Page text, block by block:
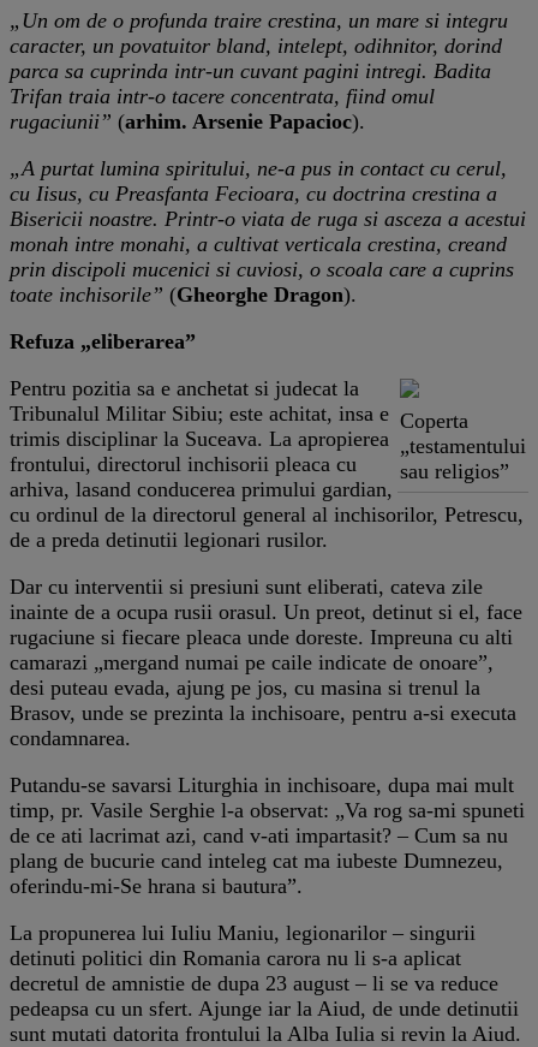
„Un om de o profunda traire crestina, un mare si integru
caracter, un povatuitor bland, intelept, odihnitor, dorind
parca sa cuprinda intr-un cuvant pagini intregi. Badita
Trifan traia intr-o tacere concentrata, fiind omul
rugaciunii” (arhim. Arsenie Papacioc).
„A purtat lumina spiritului, ne-a pus in contact cu cerul,
cu Iisus, cu Preasfanta Fecioara, cu doctrina crestina a
Bisericii noastre. Printr-o viata de ruga si asceza a acestui
monah intre monahi, a cultivat verticala crestina, creand
prin discipoli mucenici si cuviosi, o scoala care a cuprins
toate inchisorile” (Gheorghe Dragon).
Refuza „eliberarea”
Coperta
„testamentului
sau religios”
Pentru pozitia sa e anchetat si judecat la
Tribunalul Militar Sibiu; este achitat, insa e
trimis disciplinar la Suceava. La apropierea
frontului, directorul inchisorii pleaca cu
arhiva, lasand conducerea primului gardian,
cu ordinul de la directorul general al inchisorilor, Petrescu,
de a preda detinutii legionari rusilor.
Dar cu interventii si presiuni sunt eliberati, cateva zile
inainte de a ocupa rusii orasul. Un preot, detinut si el, face
rugaciune si fiecare pleaca unde doreste. Impreuna cu alti
camarazi „mergand numai pe caile indicate de onoare”,
desi puteau evada, ajung pe jos, cu masina si trenul la
Brasov, unde se prezinta la inchisoare, pentru a-si executa
condamnarea.
Putandu-se savarsi Liturghia in inchisoare, dupa mai mult
timp, pr. Vasile Serghie l-a observat: „Va rog sa-mi spuneti
de ce ati lacrimat azi, cand v-ati impartasit? – Cum sa nu
plang de bucurie cand inteleg cat ma iubeste Dumnezeu,
oferindu-mi-Se hrana si bautura”.
La propunerea lui Iuliu Maniu, legionarilor – singurii
detinuti politici din Romania carora nu li s-a aplicat
decretul de amnistie de dupa 23 august – li se va reduce
pedeapsa cu un sfert. Ajunge iar la Aiud, de unde detinutii
sunt mutati datorita frontului la Alba Iulia si revin la Aiud.